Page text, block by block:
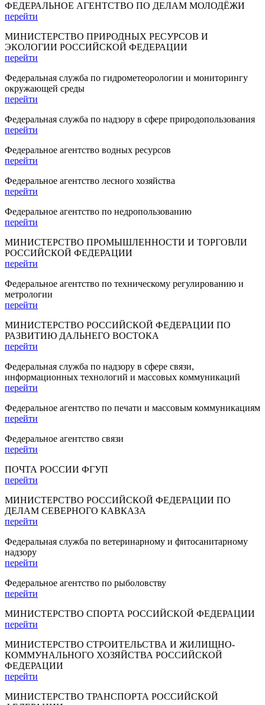
ФЕДЕРАЛЬНОЕ АГЕНТСТВО ПО ДЕЛАМ МОЛОДЁЖИ
перейти
МИНИСТЕРСТВО ПРИРОДНЫХ РЕСУРСОВ И
ЭКОЛОГИИ РОССИЙСКОЙ ФЕДЕРАЦИИ
перейти
Федеральная служба по гидрометеорологии и мониторингу
окружающей среды
перейти
Федеральная служба по надзору в сфере природопользования
перейти
Федеральное агентство водных ресурсов
перейти
Федеральное агентство лесного хозяйства
перейти
Федеральное агентство по недропользованию
перейти
МИНИСТЕРСТВО ПРОМЫШЛЕННОСТИ И ТОРГОВЛИ
РОССИЙСКОЙ ФЕДЕРАЦИИ
перейти
Федеральное агентство по техническому регулированию и
метрологии
перейти
МИНИСТЕРСТВО РОССИЙСКОЙ ФЕДЕРАЦИИ ПО
РАЗВИТИЮ ДАЛЬНЕГО ВОСТОКА
перейти
Федеральная служба по надзору в сфере связи,
информационных технологий и массовых коммуникаций
перейти
Федеральное агентство по печати и массовым коммуникациям
перейти
Федеральное агентство связи
перейти
ПОЧТА РОССИИ ФГУП
перейти
МИНИСТЕРСТВО РОССИЙСКОЙ ФЕДЕРАЦИИ ПО
ДЕЛАМ СЕВЕРНОГО КАВКАЗА
перейти
Федеральная служба по ветеринарному и фитосанитарному
надзору
перейти
Федеральное агентство по рыболовству
перейти
МИНИСТЕРСТВО СПОРТА РОССИЙСКОЙ ФЕДЕРАЦИИ
перейти
МИНИСТЕРСТВО СТРОИТЕЛЬСТВА И ЖИЛИЩНО-
КОММУНАЛЬНОГО ХОЗЯЙСТВА РОССИЙСКОЙ
ФЕДЕРАЦИИ
перейти
МИНИСТЕРСТВО ТРАНСПОРТА РОССИЙСКОЙ